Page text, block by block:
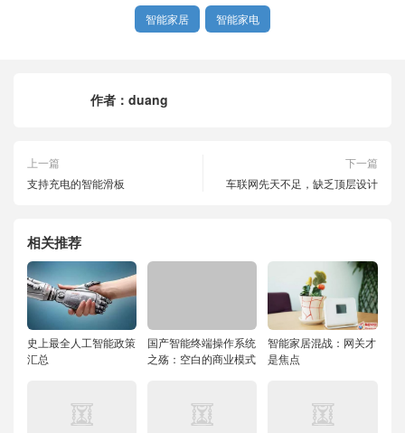
智能家居 智能家电
作者： duang
上一篇
支持充电的智能滑板
下一篇
车联网先天不足，缺乏顶层设计
相关推荐
史上最全人工智能政策
汇总
国产智能终端操作系统
之殇：空白的商业模式
智能家居混战：网关才
是焦点